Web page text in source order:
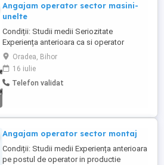
Angajam operator sector masini-
unelte
Condiții: Studii medii Seriozitate
Experiența anterioara ca si operator
constituie avantaj, dar nu este obligatorie.
Atributii ( in funcție de experiența
anterioară ) : Executare piese la masinile
de indoit tabla , si dupa caz, alte operatii
Oradea, Bihor
16 iulie
Telefon validat
Angajam operator sector montaj
Condiții: Studii medii Experiența anterioara
pe postul de operator in productie